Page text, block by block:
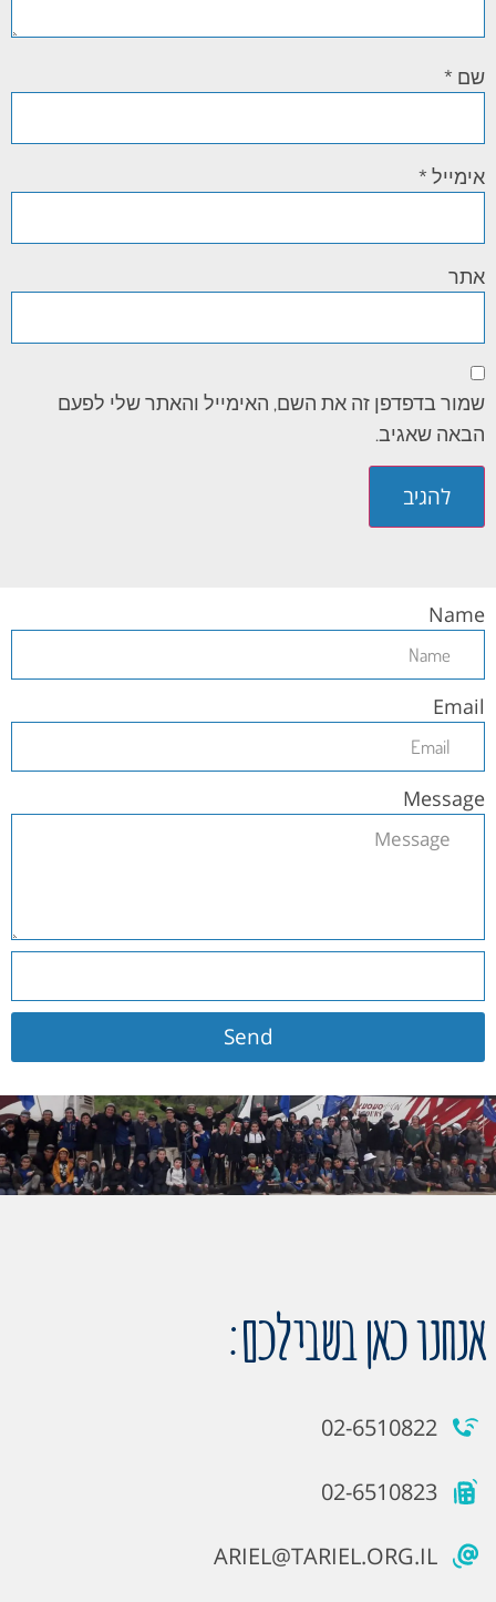
שם *
אימייל *
אתר
שמור בדפדפן זה את השם, האימייל והאתר שלי לפעם
הבאה שאגיב.
Name
Email
Message
Send
אנחנו כאן בשבילכם:
02-6510822
02-6510823
ARIEL@TARIEL.ORG.IL